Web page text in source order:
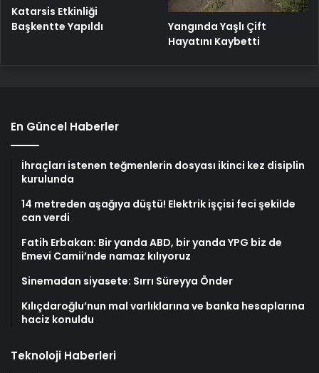
Katarsis Etkinliği
Başkentte Yapıldı
Yangında Yaşlı Çift
Hayatını Kaybetti
En Güncel Haberler
İhraçları istenen teğmenlerin dosyası ikinci kez disiplin
kurulunda
14 metreden aşağıya düştü! Elektrik işçisi feci şekilde
can verdi
Fatih Erbakan: Bir yanda ABD, bir yanda YPG biz de
Emevi Camii’nde namaz kılıyoruz
Sinemadan siyasete: Sırrı Süreyya Önder
Kılıçdaroğlu’nun mal varlıklarına ve banka hesaplarına
haciz konuldu
Teknoloji Haberleri